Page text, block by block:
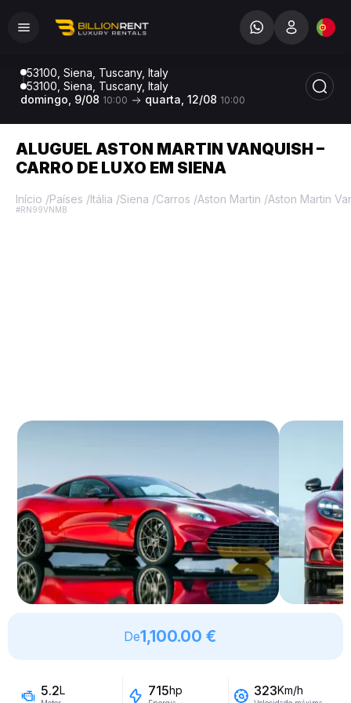
53100, Siena, Tuscany, Italy
53100, Siena, Tuscany, Italy
domingo, 9/08 10:00 quarta, 12/08 10:00
ALUGUEL ASTON MARTIN VANQUISH –
CARRO DE LUXO EM SIENA
Início /Países /Itália /Siena /Carros /Aston Martin /Aston Martin
#RN99VNMB
De1,100.00 €
5.2L 715hp 323Km/h